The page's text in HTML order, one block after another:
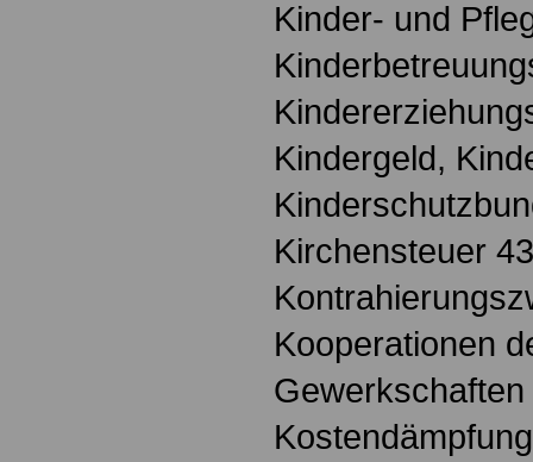
Kinder- und
Kindergeld,
Kirchensteuer
Kooperationen